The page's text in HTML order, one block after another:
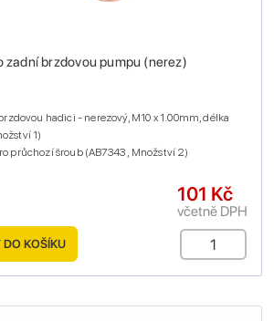
zadní brzdovou pumpu (nerez)
hadici - nerezový, M10 x 1.00mm, délka
1)
průchozí šroub (AB7343 , Množství 2)
101 Kč
včetně DPH
DO KOŠÍKU